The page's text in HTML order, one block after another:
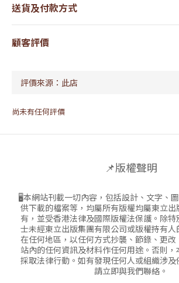
送貨及付款方式
顧客評價
尚未有任何評價
📌版權聲明
🖥本網站刊載一切內容，包括設計、文字、
供下載的檔案等，均屬所有版權均屬東立
有，並受香港法律及國際版權法保護。除
士未經東立出版集團有限公司或版權持有
在任何地區，以任何方式抄襲、節錄、更
站內的任何資訊及材料作任何用途。否則
採取法律行動。如有發現任何人或組織涉及
請立即與我們聯絡。